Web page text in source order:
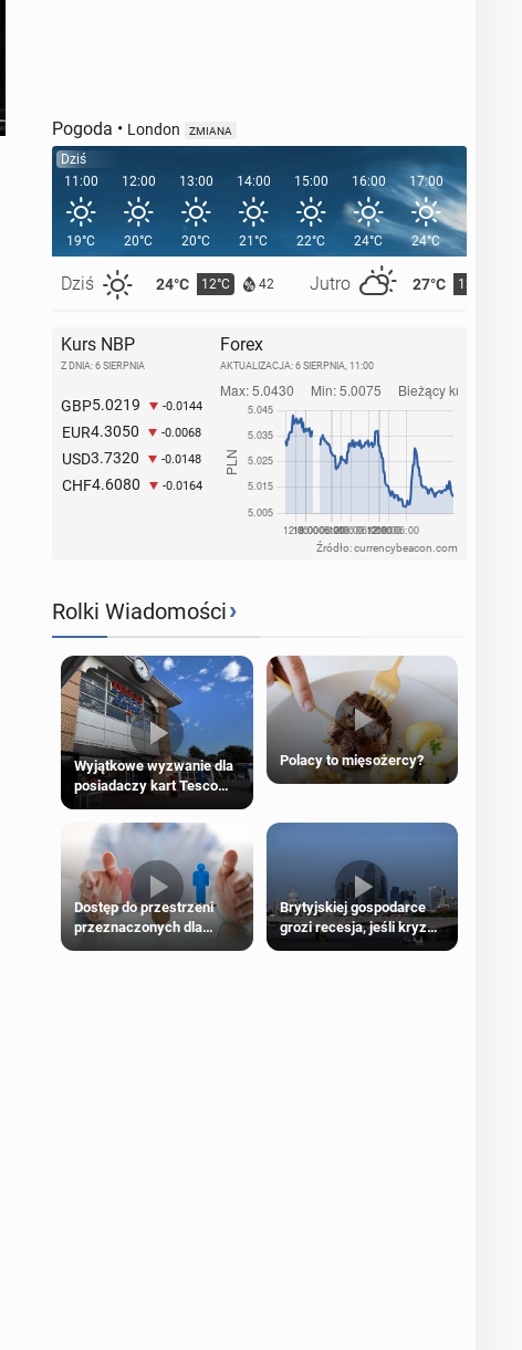
Pogoda • London ZMIANA
Dziś
11:00
19°C
Dziś 24°C 12°C 42 Jutro 27°C 13°C
12:00
20°C
13:00
20°C
14:00
21°C
15:00
22°C
16:00
24°C
17:00
24°C
18:00
Kurs NBP
Z DNIA: 6 SIERPNIA
GBP5.0219 -0.0144
EUR4.3050 -0.0068
USD3.7320 -0.0148
CHF4.6080 -0.0164
Forex
AKTUALIZACJA: 6 SIERPNIA, 11:00
Źródło: currencybeacon.com
Rolki Wiadomości›
Wyjątkowe wyzwanie dla
posiadaczy kart Tesco
Clubcard!
Polacy to mięsożercy?
Dostęp do przestrzeni
przeznaczonych dla
jednej płci ma opierać się
Brytyjskiej gospodarce
grozi recesja, jeśli kryzys
na Bliskim Wschodzie się